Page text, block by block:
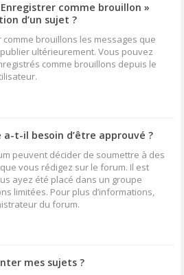
comme brouillon »
d’un sujet ?
comme brouillons les messages que
ultérieurement. Vous pouvez
comme brouillons depuis le
a-t-il besoin d’être approuvé ?
peuvent décider de soumettre à des
vous rédigez sur le forum. Il est
ayez été placé dans un groupe
limitées. Pour plus d’informations,
du forum.
mes sujets ?